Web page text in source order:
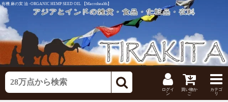
有機 麻の実 油 -ORGANIC HEMP SEED OIL 【Macrohealth】
ログイ
ン
買い物か
ご
カテゴ
リ